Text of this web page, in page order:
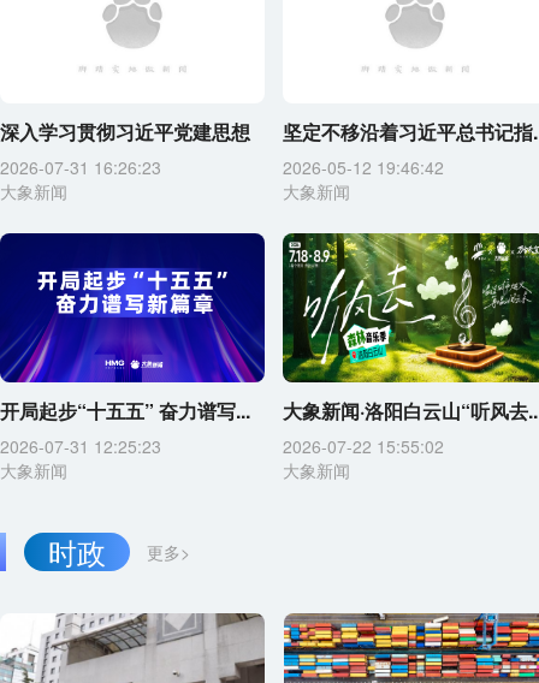
深入学习贯彻习近平党建思想
2026-07-31 16:26:23
大象新闻
坚定不移沿着习近平总书记指
2026-05-12 19:46:42
大象新闻
开局起步“十五五” 奋力谱写...
2026-07-31 12:25:23
大象新闻
大象新闻·洛阳白云山“听风去
2026-07-22 15:55:02
大象新闻
更多>
时政